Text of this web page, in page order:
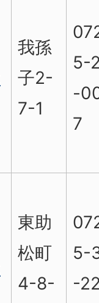
我孫
子2-
7-1
5-
-
7
東助
松町
4-8-
5-
-